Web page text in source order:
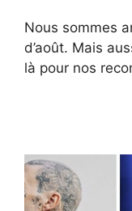
Nous sommes
d’août. Mais
là pour nos